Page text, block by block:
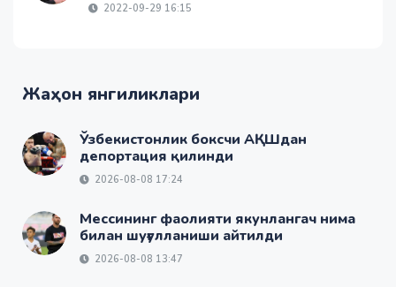
2022-09-29 16:15
Жаҳон янгиликлари
Ўзбекистонлик боксчи АҚШдан
депортация қилинди
2026-08-08 17:24
Мессининг фаолияти якунлангач нима
билан шуғулланиши айтилди
2026-08-08 13:47